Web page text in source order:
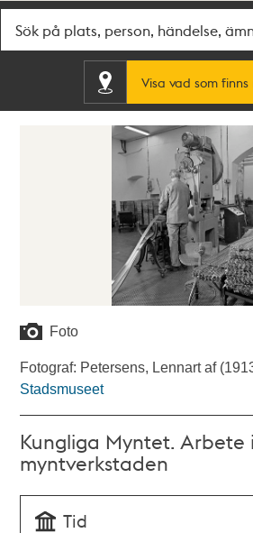
Visa vad som
Foto
Fotograf: Petersens, Lennart af
Stadsmuseet
Kungliga Myntet. Arbete i
myntverkstaden
Tid